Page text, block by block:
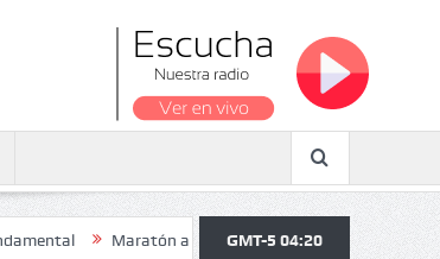
Maratón atendió a más de 38.000 jóvenes y personas
GMT-5 04:20